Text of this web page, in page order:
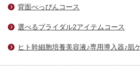
背面べっぴんコース
選べるブライダル2アイテムコース
ヒト幹細胞培養美容液♪専用導入器♪肌